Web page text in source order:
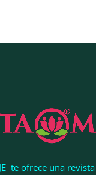
claves para
frecuentes
te ofrece una